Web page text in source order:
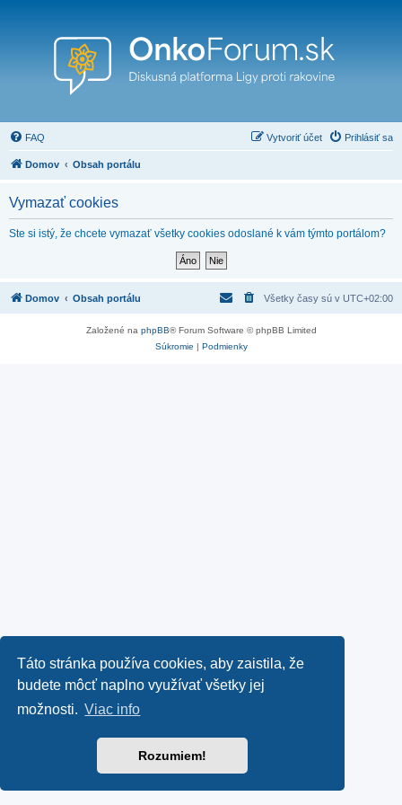
Táto stránka používa cookies, aby zaistila, že
budete môcť naplno využívať všetky jej
možnosti. Viac info
Rozumiem!
FAQ Prihlásiť sa
Vytvoriť účet
Domov Obsah portálu
Vymazať cookies
Ste si istý, že chcete vymazať všetky cookies odoslané k vám týmto portálom?
Domov Obsah portálu Všetky časy sú v UTC+02:00
Založené na phpBB® Forum Software © phpBB Limited
Súkromie | Podmienky